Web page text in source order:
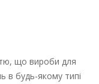
що вироби для
в будь-якому типі